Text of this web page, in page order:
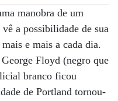
manobra de um
a possibilidade de sua
e mais a cada dia.
Floyd (negro que
branco ficou
de Portland tornou-